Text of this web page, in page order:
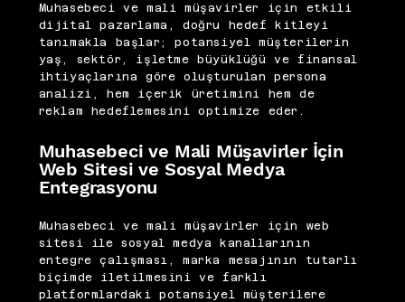
Muhasebeci ve mali müşavirler için etkili
dijital pazarlama, doğru hedef kitleyi
tanımakla başlar; potansiyel müşterilerin
yaş, sektör, işletme büyüklüğü ve finansal
ihtiyaçlarına göre oluşturulan persona
analizi, hem içerik üretimini hem de
reklam hedeflemesini optimize eder.
Muhasebeci ve Mali Müşavirler İçin
Web Sitesi ve Sosyal Medya
Entegrasyonu
Muhasebeci ve mali müşavirler için web
sitesi ile sosyal medya kanallarının
entegre çalışması, marka mesajının tutarlı
biçimde iletilmesini ve farklı
platformlardaki potansiyel müşterilere